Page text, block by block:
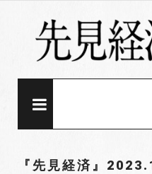
『先見経済』